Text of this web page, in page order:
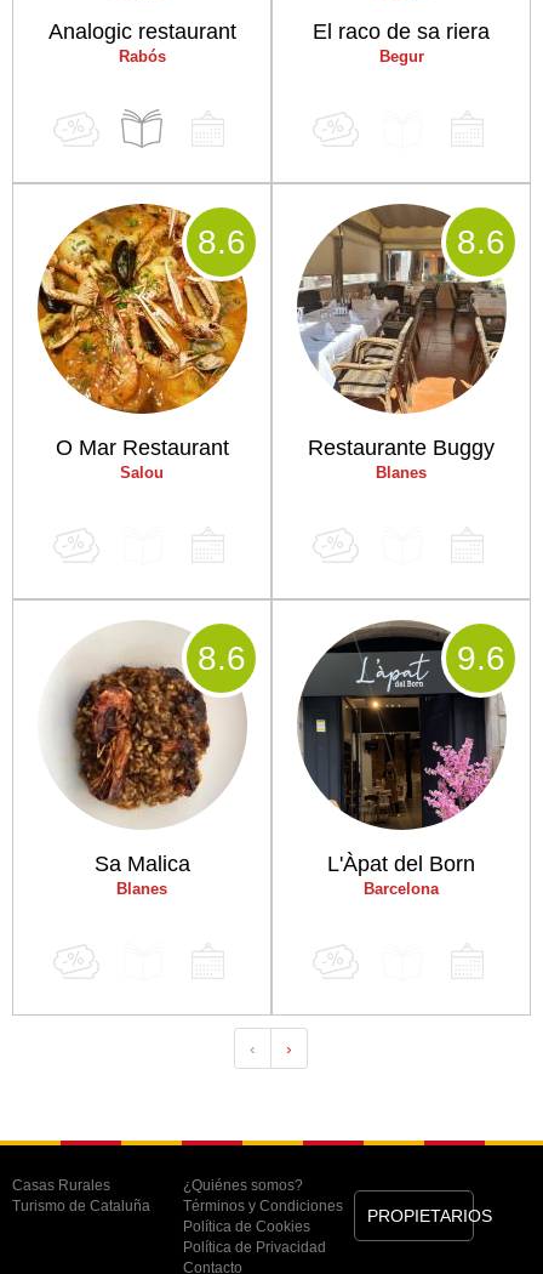
Analogic restaurant
Rabós
El raco de sa riera
Begur
O Mar Restaurant
Salou
8.6
Restaurante Buggy
Blanes
8.6
Sa Malica
Blanes
8.6
L'Àpat del Born
Barcelona
9.6
‹ ›
Casas Rurales
Turismo de Cataluña
¿Quiénes somos?
Términos y Condiciones
Política de Cookies
Política de Privacidad
Contacto
PROPIETARIOS